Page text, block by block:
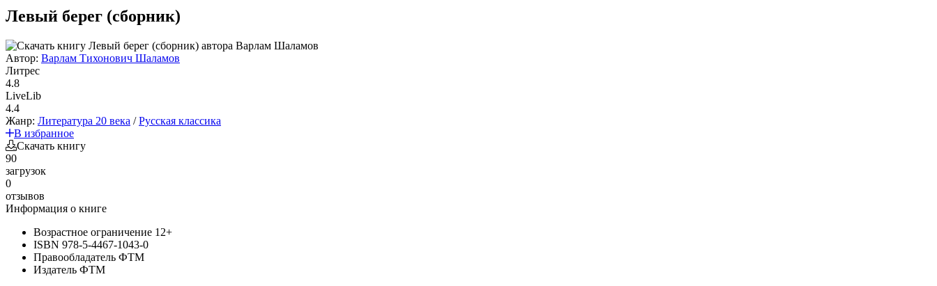
Левый берег (сборник)
Автор: Варлам Тихонович Шаламов
Литрес
4.8
LiveLib
4.4
Жанр: Литература 20 века /Русская классика
В избранное
Скачать книгу
90
загрузок
0
отзывов
Информация о книге
Возрастное ограничение 12+
ISBN 978-5-4467-1043-0
Правообладатель ФТМ
Издатель ФТМ